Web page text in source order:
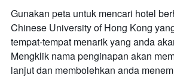
Gunakan peta untuk mencari hotel
Chinese University of Hong Kong
tempat-tempat menarik yang anda
Mengklik nama penginapan akan
lanjut dan membolehkan anda